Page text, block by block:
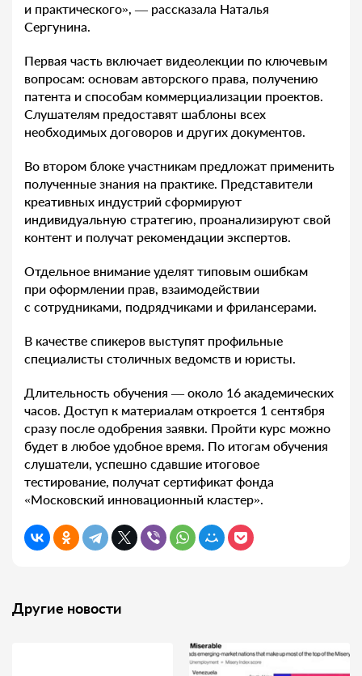
и практического», — рассказала Наталья
Сергунина.
Первая часть включает видеолекции по ключевым
вопросам: основам авторского права, получению
патента и способам коммерциализации проектов.
Слушателям предоставят шаблоны всех
необходимых договоров и других документов.
Во втором блоке участникам предложат применить
полученные знания на практике. Представители
креативных индустрий сформируют
индивидуальную стратегию, проанализируют свой
контент и получат рекомендации экспертов.
Отдельное внимание уделят типовым ошибкам
при оформлении прав, взаимодействии
с сотрудниками, подрядчиками и фрилансерами.
В качестве спикеров выступят профильные
специалисты столичных ведомств и юристы.
Длительность обучения — около 16 академических
часов. Доступ к материалам откроется 1 сентября
сразу после одобрения заявки. Пройти курс можно
будет в любое удобное время. По итогам обучения
слушатели, успешно сдавшие итоговое
тестирование, получат сертификат фонда
«Московский инновационный кластер».
Другие новости